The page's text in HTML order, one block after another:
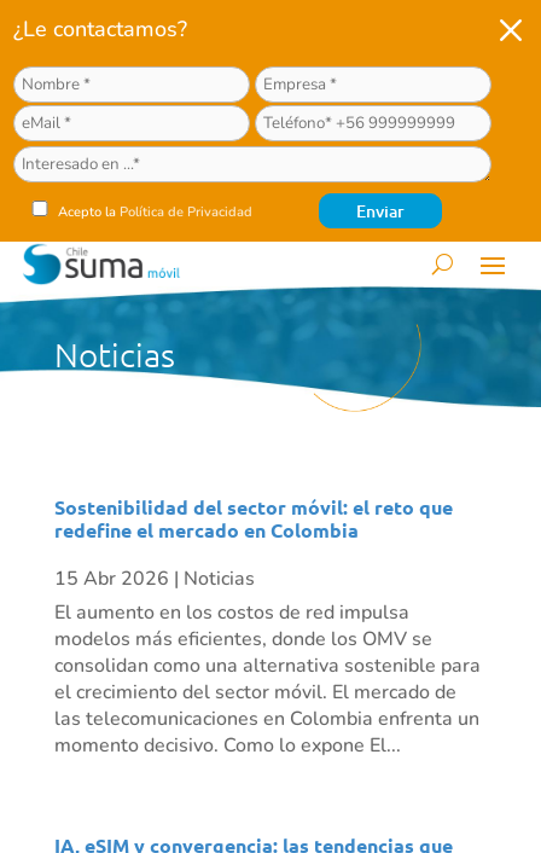
¿Le contactamos?
Acepto la Política de Privacidad
M
Noticias
Sostenibilidad del sector móvil: el reto que
redefine el mercado en Colombia
15 Abr 2026 | Noticias
El aumento en los costos de red impulsa
modelos más eficientes, donde los OMV se
consolidan como una alternativa sostenible para
el crecimiento del sector móvil. El mercado de
las telecomunicaciones en Colombia enfrenta un
momento decisivo. Como lo expone El...
IA, eSIM y convergencia: las tendencias que